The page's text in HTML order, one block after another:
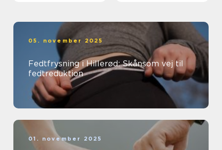
05. november 2025
Fedtfrysning i Hillerød: Skånsom vej til
fedtreduktion
01. november 2025